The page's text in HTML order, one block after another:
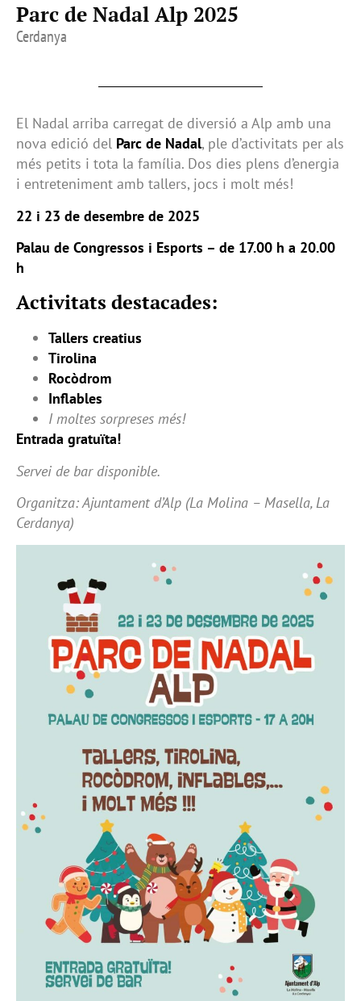
Parc de Nadal Alp 2025
Cerdanya
El Nadal arriba carregat de diversió a Alp amb una
nova edició del Parc de Nadal, ple d’activitats per als
més petits i tota la família. Dos dies plens d’energia
i entreteniment amb tallers, jocs i molt més!
22 i 23 de desembre de 2025
Palau de Congressos i Esports – de 17.00 h a 20.00
h
Activitats destacades:
Tallers creatius
Tirolina
Rocòdrom
Inflables
I moltes sorpreses més!
Entrada gratuïta!
Servei de bar disponible.
Organitza: Ajuntament d’Alp (La Molina – Masella, La
Cerdanya)